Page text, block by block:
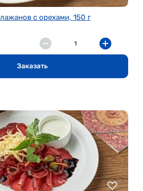
с орехами, 150 г
Заказать